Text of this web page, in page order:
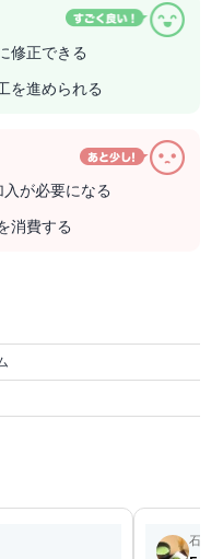
修正できる
を進められる
が必要になる
消費する
石狩